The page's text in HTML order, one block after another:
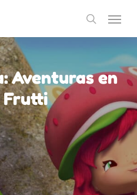
search
Menu
Aventuras en
Frutti